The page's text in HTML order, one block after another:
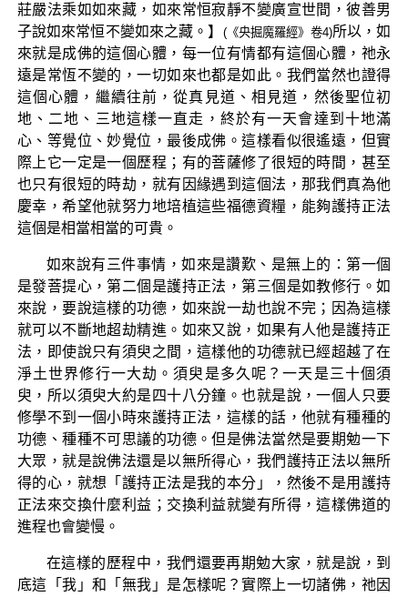
莊嚴法乘如如來藏，如來常恒寂靜不變廣宣世間，彼善男
子說如來常恒不變如來之藏。】 (《央掘魔羅經》卷4)所以，如
來就是成佛的這個心體，每一位有情都有這個心體，祂永
遠是常恆不變的，一切如來也都是如此。我們當然也證得
這個心體，繼續往前，從真見道、相見道，然後聖位初
地、二地、三地這樣一直走，終於有一天會達到十地滿
心、等覺位、妙覺位，最後成佛。這樣看似很遙遠，但實
際上它一定是一個歷程；有的菩薩修了很短的時間，甚至
也只有很短的時劫，就有因緣遇到這個法，那我們真為他
慶幸，希望他就努力地培植這些福德資糧，能夠護持正法
這個是相當相當的可貴。
如來說有三件事情，如來是讚歎、是無上的：第一個
是發菩提心，第二個是護持正法，第三個是如教修行。如
來說，要說這樣的功德，如來說一劫也說不完；因為這樣
就可以不斷地超劫精進。如來又說，如果有人他是護持正
法，即使說只有須臾之間，這樣他的功德就已經超越了在
淨土世界修行一大劫。須臾是多久呢？一天是三十個須
臾，所以須臾大約是四十八分鐘。也就是說，一個人只要
修學不到一個小時來護持正法，這樣的話，他就有種種的
功德、種種不可思議的功德。但是佛法當然是要期勉一下
大眾，就是說佛法還是以無所得心，我們護持正法以無所
得的心，就想「護持正法是我的本分」，然後不是用護持
正法來交換什麼利益；交換利益就變有所得，這樣佛道的
進程也會變慢。
在這樣的歷程中，我們還要再期勉大家，就是說，到
底這「我」和「無我」是怎樣呢？實際上一切諸佛，祂因